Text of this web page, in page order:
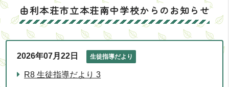
由利本荘市立本荘南中学校からのお知らせ
2026年07月22日 生徒指導だより
R8 生徒指導だより 3